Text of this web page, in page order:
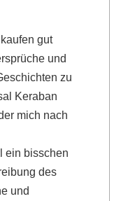
gut
und
zu
Keraban
mich nach
ein bisschen
des
und